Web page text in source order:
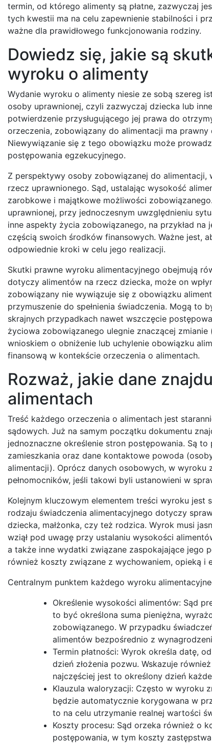
termin, od którego alimenty są płatne, zazwyczaj
tych kwestii ma na celu zapewnienie stabilności i
ważne dla prawidłowego funkcjonowania rodziny.
Dowiedz się, jakie są
wyroku o alimenty
Wydanie wyroku o alimenty niesie ze sobą szereg
osoby uprawnionej, czyli zazwyczaj dziecka lub
potwierdzenie przysługującego jej prawa do
orzeczenia, zobowiązany do alimentacji ma
Niewywiązanie się z tego obowiązku może
postępowania egzekucyjnego.
Z perspektywy osoby zobowiązanej do
rzecz uprawnionego. Sąd, ustalając wysokość
zarobkowe i majątkowe możliwości
uprawnionej, przy jednoczesnym uwzględnieniu
inne aspekty życia zobowiązanego, na przykład
częścią swoich środków finansowych. Ważne jest,
odpowiednie kroki w celu jego realizacji.
Skutki prawne wyroku alimentacyjnego obejmują
dotyczy alimentów na rzecz dziecka, może on
zobowiązany nie wywiązuje się z obowiązku
przymuszenie do spełnienia świadczenia. Mogą to
skrajnych przypadkach nawet wszczęcie
życiowa zobowiązanego ulegnie znaczącej
wnioskiem o obniżenie lub uchylenie obowiązku
finansową w kontekście orzeczenia o alimentach.
Rozważ, jakie dane
alimentach
Treść każdego orzeczenia o alimentach jest
sądowych. Już na samym początku dokumentu
jednoznaczne określenie stron postępowania. Są to
zamieszkania oraz dane kontaktowe powoda
alimentacji). Oprócz danych osobowych, w
pełnomocników, jeśli takowi byli ustanowieni w
Kolejnym kluczowym elementem treści wyroku jest
rodzaju świadczenia alimentacyjnego dotyczy
dziecka, małżonka, czy też rodzica. Wyrok musi
wziął pod uwagę przy ustalaniu wysokości
a także inne wydatki związane zaspokajające jego
również koszty związane z wychowaniem, opieką i
Centralnym punktem każdego wyroku
Określenie wysokości alimentów: Sąd
to być określona suma pieniężna,
zobowiązanego. W przypadku
alimentów bezpośrednio z
Termin płatności: Wyrok określa datę,
dzień złożenia pozwu. Wskazuje
najczęściej jest to określony dzień
Klauzula waloryzacji: Często w wyroku
będzie automatycznie korygowana w
to na celu utrzymanie realnej wartości
Koszty procesu: Sąd orzeka również o
postępowania, w tym koszty